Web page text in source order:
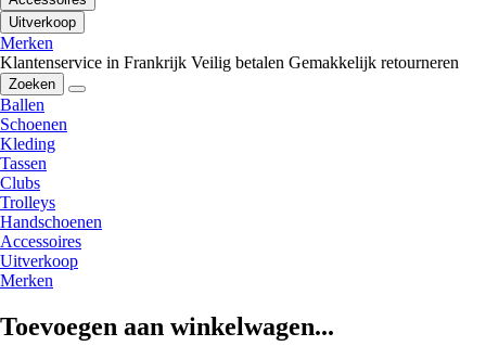
Uitverkoop
Merken
Klantenservice in Frankrijk Veilig betalen Gemakkelijk retourneren
Zoeken
Ballen
Schoenen
Kleding
Tassen
Clubs
Trolleys
Handschoenen
Accessoires
Uitverkoop
Merken
Toevoegen aan winkelwagen...